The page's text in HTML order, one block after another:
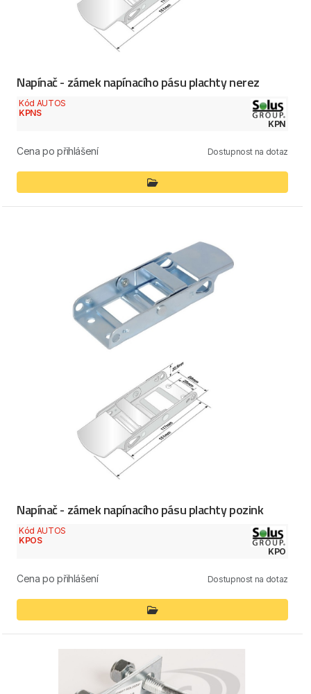
Napínač - zámek napínacího pásu plachty nerez
Kód AUTOS
KPNS
KPN
Cena po přihlášení Dostupnost na dotaz
Napínač - zámek napínacího pásu plachty pozink
Kód AUTOS
KPOS
KPO
Cena po přihlášení Dostupnost na dotaz